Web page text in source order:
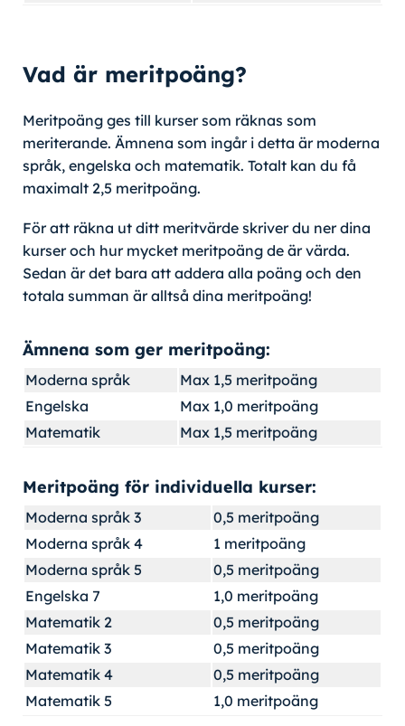
Vad är meritpoäng?
Meritpoäng ges till kurser som räknas som
meriterande. Ämnena som ingår i detta är moderna
språk, engelska och matematik. Totalt kan du få
maximalt 2,5 meritpoäng.
För att räkna ut ditt meritvärde skriver du ner dina
kurser och hur mycket meritpoäng de är värda.
Sedan är det bara att addera alla poäng och den
totala summan är alltså dina meritpoäng!
Ämnena som ger meritpoäng:
Moderna språk
Max 1,5 meritpoäng
Engelska
Max 1,0 meritpoäng
Matematik
Max 1,5 meritpoäng
Meritpoäng för individuella kurser:
Moderna språk 3
0,5 meritpoäng
Moderna språk 4
1 meritpoäng
Moderna språk 5
0,5 meritpoäng
Engelska 7
1,0 meritpoäng
Matematik 2
0,5 meritpoäng
Matematik 3
0,5 meritpoäng
Matematik 4
0,5 meritpoäng
Matematik 5
1,0 meritpoäng